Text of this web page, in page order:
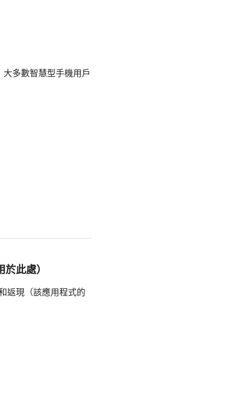
大多數智慧型手機用戶
此處）
返現（該應用程式的